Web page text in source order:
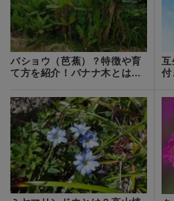
バショウ（芭蕉）？特徴や育
て方を紹介！バナナ木とはど
互
付